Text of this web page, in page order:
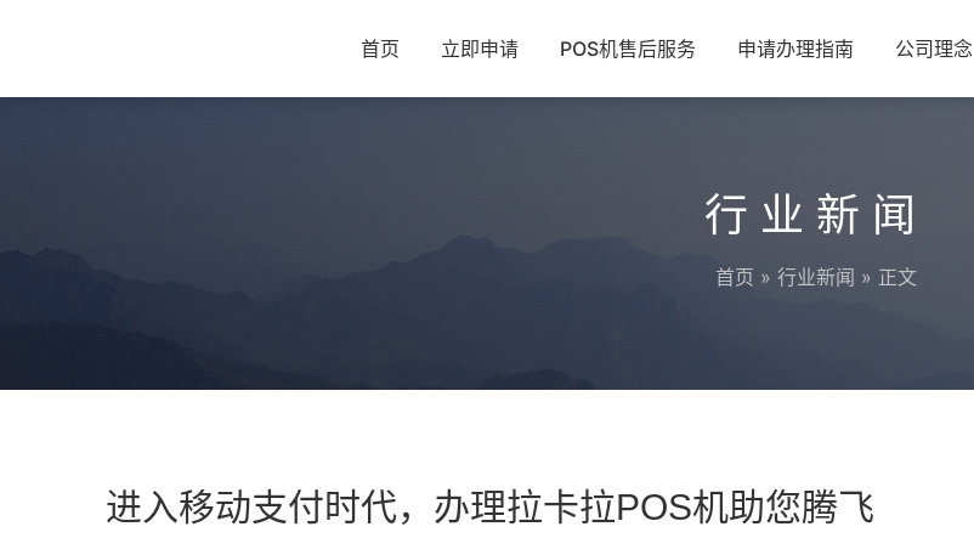
首页 立即申请 POS机售后服务 申请办理指南 公司理念
行业新闻
首页 » 行业新闻 » 正文
进入移动支付时代，办理拉卡拉POS机助您腾飞